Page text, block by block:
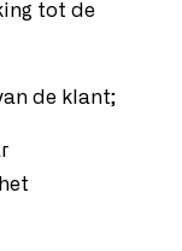
tot de
de klant;